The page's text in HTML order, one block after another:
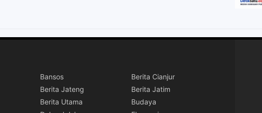
Bansos
Berita Cianjur
Berita Jateng
Berita Jatim
Berita Utama
Budaya